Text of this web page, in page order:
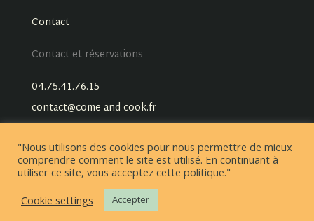
Contact
Contact et réservations
04.75.41.76.15
contact@come-and-cook.fr
"Nous utilisons des cookies pour nous permettre de mieux
comprendre comment le site est utilisé. En continuant à
utiliser ce site, vous acceptez cette politique."
Cookie settings
Accepter